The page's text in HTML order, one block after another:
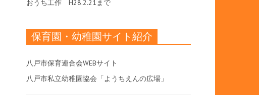
おうち工作 H28.2.21まで
保育園・幼稚園サイト紹介
八戸市保育連合会WEBサイト
八戸市私立幼稚園協会「ようちえんの広場」